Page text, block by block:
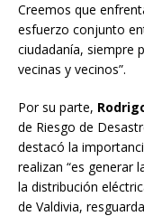
Creemos que
esfuerzo conjunto
ciudadanía, siempre
vecinas y vecinos”.
Por su parte,
de Riesgo de
destacó la
realizan “es generar
la distribución
de Valdivia,